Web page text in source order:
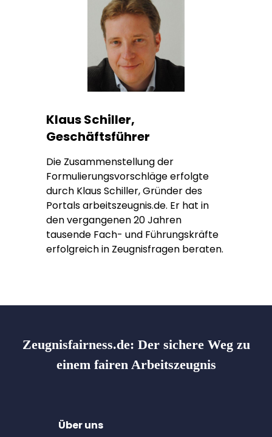
Klaus Schiller,
Geschäftsführer
Die Zusammenstellung der
Formulierungsvorschläge erfolgte
durch Klaus Schiller, Gründer des
Portals arbeitszeugnis.de. Er hat in
den vergangenen 20 Jahren
tausende Fach- und Führungskräfte
erfolgreich in Zeugnisfragen beraten.
Zeugnisfairness.de: Der sichere Weg zu
einem fairen Arbeitszeugnis
Über uns